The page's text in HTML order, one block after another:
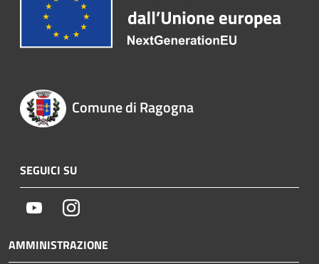
Comune di Ragogna
SEGUICI SU
YoutubeInstagram
AMMINISTRAZIONE